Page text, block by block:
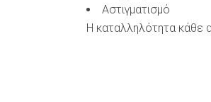
Αστιγματισμό
Η καταλληλότητα κάθε